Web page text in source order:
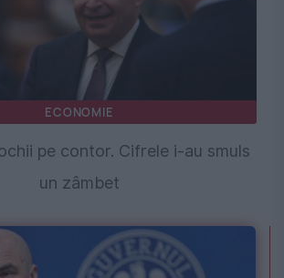
ECONOMIE
pe contor. Cifrele i-au smuls
un zâmbet